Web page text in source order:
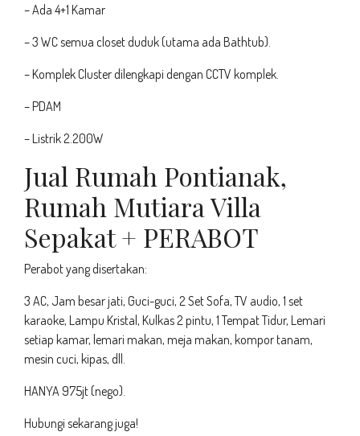
– Ada 4+1 Kamar
– 3 WC semua closet duduk (utama ada Bathtub).
– Komplek Cluster dilengkapi dengan CCTV komplek.
– PDAM
– Listrik 2.200W
Jual Rumah Pontianak,
Rumah Mutiara Villa
Sepakat + PERABOT
Perabot yang disertakan:
3 AC, Jam besar jati, Guci-guci, 2 Set Sofa, TV audio, 1 set
karaoke, Lampu Kristal, Kulkas 2 pintu, 1 Tempat Tidur, Lemari
setiap kamar, lemari makan, meja makan, kompor tanam,
mesin cuci, kipas, dll.
HANYA 975jt (nego).
Hubungi sekarang juga!